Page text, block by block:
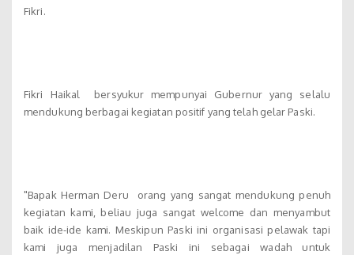
Fikri.
Fikri Haikal bersyukur mempunyai Gubernur yang selalu
mendukung berbagai kegiatan positif yang telah gelar Paski.
"Bapak Herman Deru orang yang sangat mendukung penuh
kegiatan kami, beliau juga sangat welcome dan menyambut
baik ide-ide kami. Meskipun Paski ini organisasi pelawak tapi
kami juga menjadilan Paski ini sebagai wadah untuk